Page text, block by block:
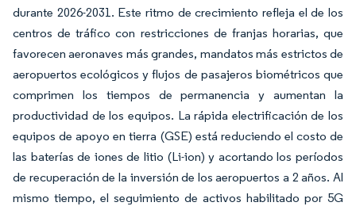
durante 2026-2031. Este ritmo de crecimiento refleja el de los
centros de tráfico con restricciones de franjas horarias, que
favorecen aeronaves más grandes, mandatos más estrictos de
aeropuertos ecológicos y flujos de pasajeros biométricos que
comprimen los tiempos de permanencia y aumentan la
productividad de los equipos. La rápida electrificación de los
equipos de apoyo en tierra (GSE) está reduciendo el costo de
las baterías de iones de litio (Li-ion) y acortando los períodos
de recuperación de la inversión de los aeropuertos a 2 años. Al
mismo tiempo, el seguimiento de activos habilitado por 5G